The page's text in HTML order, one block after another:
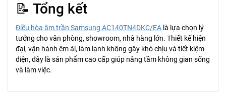
📝 Tổng kết
Điều hòa âm trần Samsung AC140TN4DKC/EA là lựa chọn lý
tưởng cho văn phòng, showroom, nhà hàng lớn. Thiết kế hiện
đại, vận hành êm ái, làm lạnh không gây khó chịu và tiết kiệm
điện, đây là sản phẩm cao cấp giúp nâng tầm không gian sống
và làm việc.